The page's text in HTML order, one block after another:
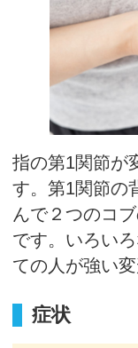
指の第1関節が
す。第1関節の
んで２つのコ
です。いろい
ての人が強い
症状